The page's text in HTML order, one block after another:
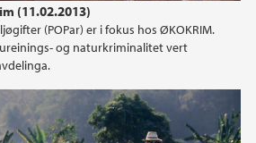
(11.02.2013)
(POPar) er i fokus hos ØKOKRIM.
og naturkriminalitet vert